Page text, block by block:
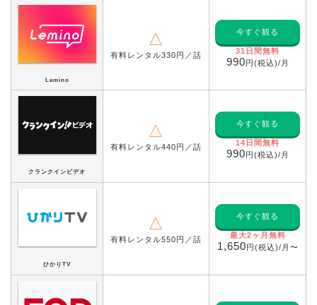
Lemino
△
有料レンタル330円／話
今すぐ観る
31日間無料
990円(税込)/月
クランクインビデオ
△
有料レンタル440円／話
今すぐ観る
14日間無料
990円(税込)/月
ひかりTV
△
有料レンタル550円／話
今すぐ観る
最大2ヶ月無料
1,650円(税込)/月〜